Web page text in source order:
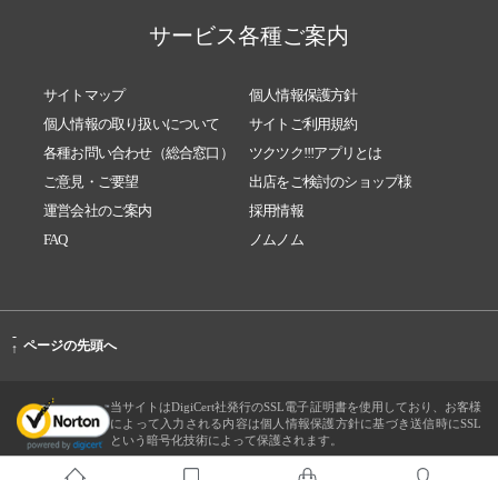
サービス各種ご案内
サイトマップ
個人情報保護方針
個人情報の取り扱いについて
サイトご利用規約
各種お問い合わせ（総合窓口）
ツクツク!!!アプリとは
ご意見・ご要望
出店をご検討のショップ様
運営会社のご案内
採用情報
FAQ
ノムノム
-
↑ ページの先頭へ
当サイトはDigiCert社発行のSSL電子証明書を使用しており、お客様
によって入力される内容は個人情報保護方針に基づき送信時にSSL
という暗号化技術によって保護されます。